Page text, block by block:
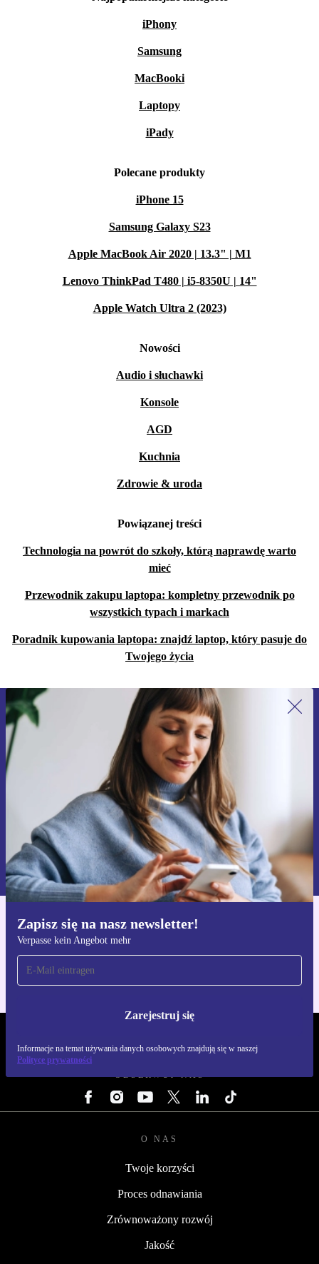
iPhony
Samsung
MacBooki
Laptopy
iPady
Polecane produkty
iPhone 15
Samsung Galaxy S23
Apple MacBook Air 2020 | 13.3" | M1
Lenovo ThinkPad T480 | i5-8350U | 14"
Apple Watch Ultra 2 (2023)
Nowości
Audio i słuchawki
Konsole
AGD
Kuchnia
Zdrowie & uroda
Powiązanej treści
Technologia na powrót do szkoły, którą naprawdę warto
mieć
Przewodnik zakupu laptopa: kompletny przewodnik po
wszystkich typach i markach
Poradnik kupowania laptopa: znajdź laptop, który pasuje do
Twojego życia
Zapisz się na nasz newsletter!
Verpasse kein Angebot mehr
Zarejestruj się
Informacje na temat używania danych osobowych znajdują się w naszej
Polityce prywatności
Zapisz się na nasz newsletter!
Nie przegap żadnej oferty.
Zarejestruj się
Informacje na temat używania danych osobowych znajdują się w
naszej
Polityce prywatności
Pobierz aplikację refurbed
Dla iOS i Android
OBSERWUJ NAS
O NAS
Twoje korzyści
Proces odnawiania
Zrównoważony rozwój
Jakość